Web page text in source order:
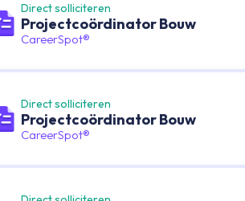
Direct solliciteren
Projectcoördinator Bouw
CareerSpot®
Direct solliciteren
Projectcoördinator Bouw
CareerSpot®